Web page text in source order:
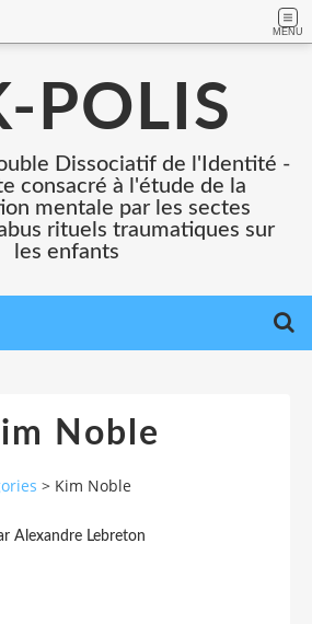
MENU
POLIS
Dissociatif de l'Identité -
consacré à l'étude de la
mentale par les sectes
rituels traumatiques sur
les enfants
Noble
> Kim Noble
Alexandre Lebreton